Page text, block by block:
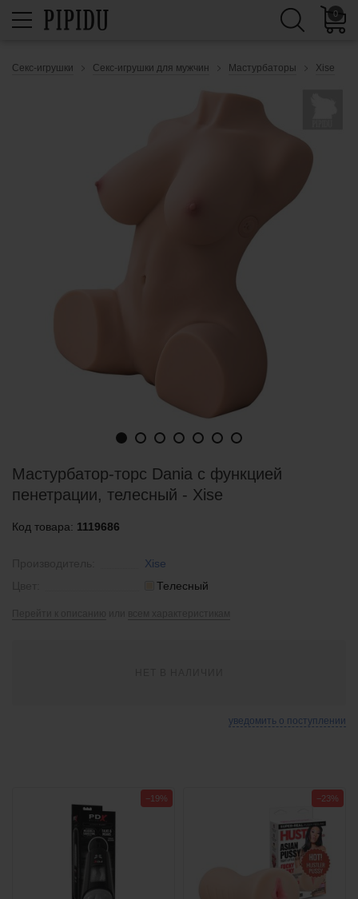
0
Секс-игрушки Секс-игрушки для мужчин Мастурбаторы Xise
Мастурбатор-торс Dania с функцией
пенетрации, телесный - Xise
Код товара: 1119686
Xise
Телесный
уведомить о поступлении
−19% −23%